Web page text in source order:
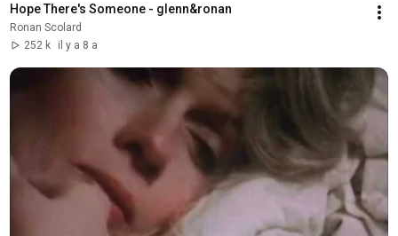
Hope There's Someone - glenn&ronan
Ronan Scolard
252 k
il y a 8 a